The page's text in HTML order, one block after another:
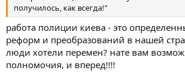
получилось, как всегда!"
работа полиции киева - это
реформ и преобразований в нашей
люди хотели перемен? нате вам
полномочия, и вперед!!!!